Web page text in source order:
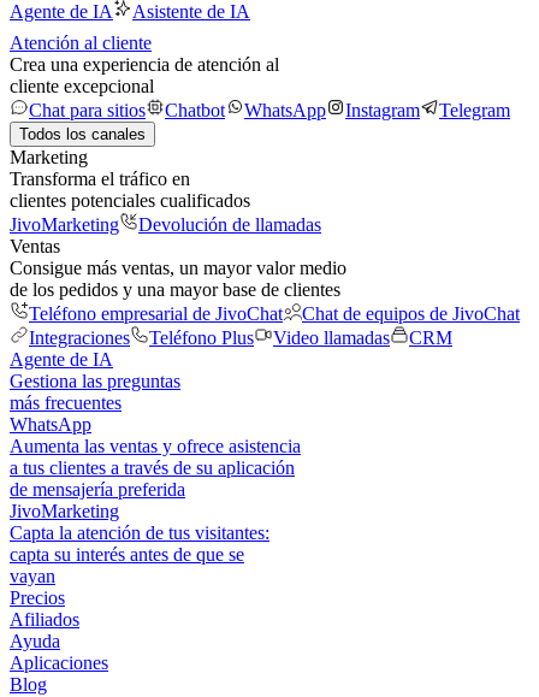
Agente de IA
Asistente de IA
Atención al cliente
Crea una experiencia de atención al
cliente excepcional
Chat para sitios
Chatbot WhatsApp Instagram Telegram
Todos los canales
Marketing
Transforma el tráfico en
clientes potenciales cualificados
JivoMarketing
Devolución de llamadas
Ventas
Consigue más ventas, un mayor valor medio
de los pedidos y una mayor base de clientes
Teléfono empresarial de JivoChat
Chat de equipos de JivoChat
Integraciones
Teléfono Plus Video llamadas
CRM
Agente de IA
Gestiona las preguntas
más frecuentes
WhatsApp
Aumenta las ventas y ofrece asistencia
a tus clientes a través de su aplicación
de mensajería preferida
JivoMarketing
Capta la atención de tus visitantes:
capta su interés antes de que se
vayan
Precios
Afiliados
Ayuda
Aplicaciones
Blog